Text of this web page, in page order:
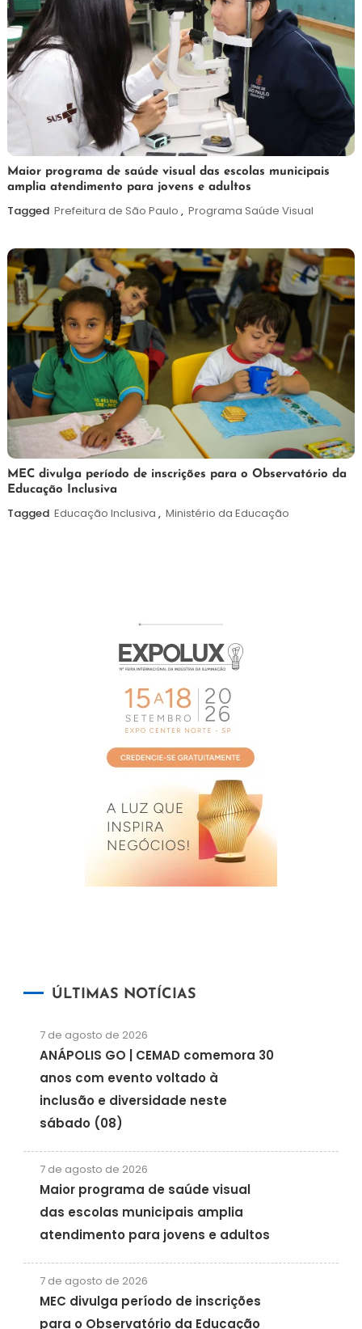
7
de
agosto
Maurilio
Maior programa de saúde visual das escolas municipais
amplia atendimento para jovens e adultos
Tagged Prefeitura de São Paulo , Programa Saúde Visual
7
de
agosto
Maurilio
MEC divulga período de inscrições para o Observatório da
Educação Inclusiva
Tagged Educação Inclusiva , Ministério da Educação
ÚLTIMAS NOTÍCIAS
7 de agosto de 2026
ANÁPOLIS GO | CEMAD comemora 30
anos com evento voltado à
inclusão e diversidade neste
sábado (08)
7 de agosto de 2026
Maior programa de saúde visual
das escolas municipais amplia
atendimento para jovens e adultos
7 de agosto de 2026
MEC divulga período de inscrições
para o Observatório da Educação